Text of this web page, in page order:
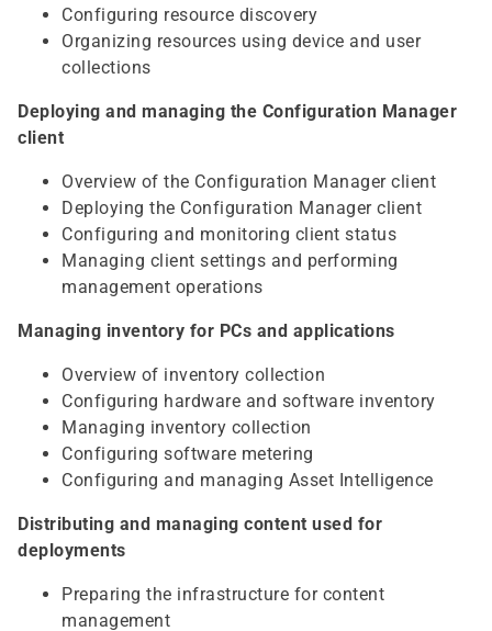
Configuring resource discovery
Organizing resources using device and user
collections
Deploying and managing the Configuration Manager
client
Overview of the Configuration Manager client
Deploying the Configuration Manager client
Configuring and monitoring client status
Managing client settings and performing
management operations
Managing inventory for PCs and applications
Overview of inventory collection
Configuring hardware and software inventory
Managing inventory collection
Configuring software metering
Configuring and managing Asset Intelligence
Distributing and managing content used for
deployments
Preparing the infrastructure for content
management